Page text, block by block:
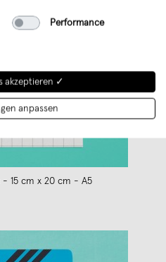
15 cm x 20 cm - A5
Performance
akzeptieren ✓
anpassen